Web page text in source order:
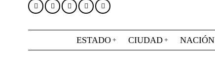
ESTADO CIUDAD NACIÓN